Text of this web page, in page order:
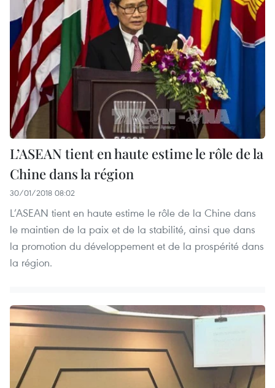
L’ASEAN tient en haute estime le rôle de la
Chine dans la région
30/01/2018 08:02
L’ASEAN tient en haute estime le rôle de la Chine dans
le maintien de la paix et de la stabilité, ainsi que dans
la promotion du développement et de la prospérité dans
la région.